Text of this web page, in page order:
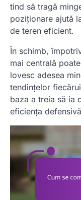
tind să tragă
poziționare ajută
de teren eficient.
În schimb,
mai centrală
lovesc adesea
tendințelor
baza a treia să ia
eficiența